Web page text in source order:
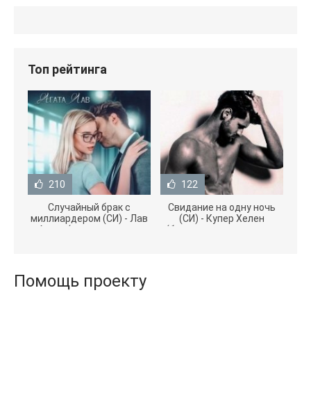
Топ рейтинга
210
Случайный брак с
миллиардером (СИ) - Лав
Агата (полная версия
122
Свидание на одну ночь
(СИ) - Купер Хелен
(бесплатные серии книг
Помощь проекту